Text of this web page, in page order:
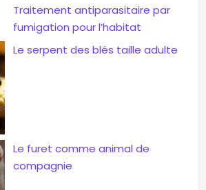
Traitement antiparasitaire par
fumigation pour l’habitat
Le serpent des blés taille adulte
Le furet comme animal de
compagnie